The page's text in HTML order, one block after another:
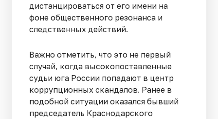
дистанцироваться от его имени на
фоне общественного резонанса и
следственных действий.
Важно отметить, что это не первый
случай, когда высокопоставленные
судьи юга России попадают в центр
коррупционных скандалов. Ранее в
подобной ситуации оказался бывший
председатель Краснодарского